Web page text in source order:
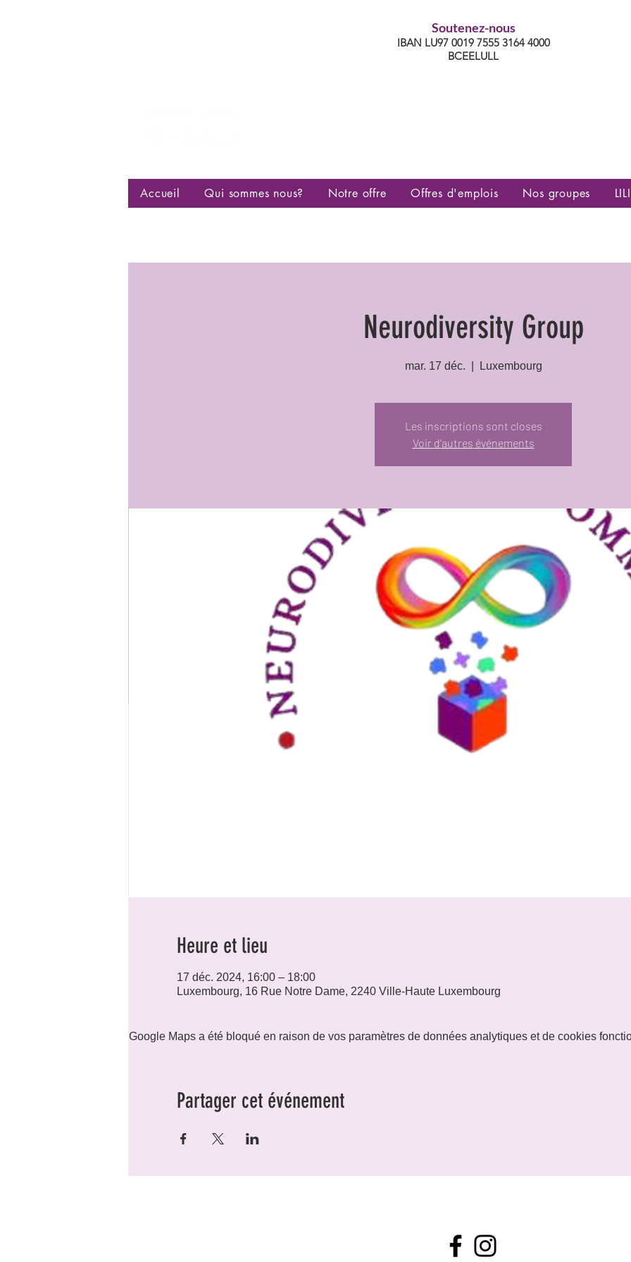
Soutenez-nous
IBAN LU97 0019 7555 3164 4000
BCEELULL
Accueil Qui sommes nous? Notre offre Offres d'emplois Nos groupes LILI
Neurodiversity Group
mar. 17 déc. Luxembourg
Les inscriptions sont closes
Voir d'autres événements
Heure et lieu
17 déc. 2024, 16:00 – 18:00
Luxembourg, 16 Rue Notre Dame, 2240 Ville-Haute Luxembourg
Google Maps a été bloqué en raison de vos paramètres de données analytiques et de cookies
Partager cet événement